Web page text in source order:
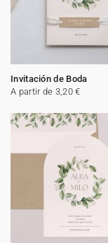
Invitación de Boda
A partir de 3,20 €